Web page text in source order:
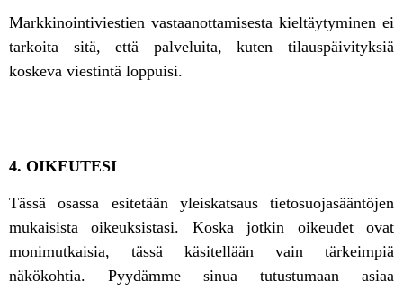
Markkinointiviestien vastaanottamisesta kieltäytyminen ei
tarkoita sitä, että palveluita, kuten tilauspäivityksiä
koskeva viestintä loppuisi.
4. OIKEUTESI
Tässä osassa esitetään yleiskatsaus tietosuojasääntöjen
mukaisista oikeuksistasi. Koska jotkin oikeudet ovat
monimutkaisia, tässä käsitellään vain tärkeimpiä
näkökohtia. Pyydämme sinua tutustumaan asiaa